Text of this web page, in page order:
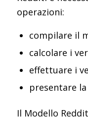
operazioni:
compilare il
calcolare i
effettuare i
presentare
Il Modello